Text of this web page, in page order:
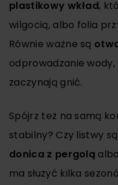
plastikowy wkład,
wilgocią, albo folia
Równie ważne są
odprowadzanie
zaczynają gnić.
Spójrz też na samą
stabilny? Czy listwy
donica z pergolą albo
ma służyć kilka